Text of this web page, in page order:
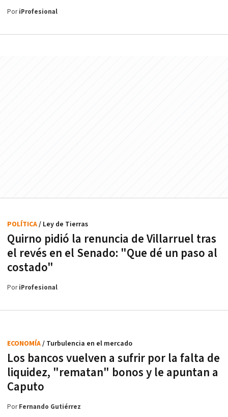
PoriProfesional
Quirno pidió la renuncia de Villarruel tras
el revés en el Senado: "Que dé un paso al
costado"
POLÍTICA/ Ley de Tierras
PoriProfesional
Los bancos vuelven a sufrir por la falta de
liquidez, "rematan" bonos y le apuntan a
Caputo
ECONOMÍA/ Turbulencia en el mercado
PorFernando Gutiérrez